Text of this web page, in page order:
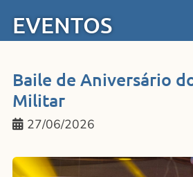
EVENTOS
Baile de Aniversário
Militar
27/06/2026